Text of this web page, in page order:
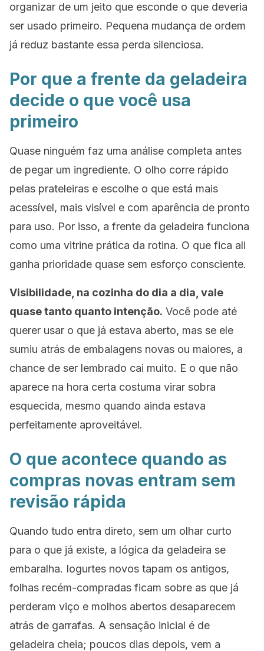
organizar de um jeito que esconde o que deveria
ser usado primeiro. Pequena mudança de ordem
já reduz bastante essa perda silenciosa.
Por que a frente da geladeira
decide o que você usa
primeiro
Quase ninguém faz uma análise completa antes
de pegar um ingrediente. O olho corre rápido
pelas prateleiras e escolhe o que está mais
acessível, mais visível e com aparência de pronto
para uso. Por isso, a frente da geladeira funciona
como uma vitrine prática da rotina. O que fica ali
ganha prioridade quase sem esforço consciente.
Visibilidade, na cozinha do dia a dia, vale
quase tanto quanto intenção. Você pode até
querer usar o que já estava aberto, mas se ele
sumiu atrás de embalagens novas ou maiores, a
chance de ser lembrado cai muito. E o que não
aparece na hora certa costuma virar sobra
esquecida, mesmo quando ainda estava
perfeitamente aproveitável.
O que acontece quando as
compras novas entram sem
revisão rápida
Quando tudo entra direto, sem um olhar curto
para o que já existe, a lógica da geladeira se
embaralha. Iogurtes novos tapam os antigos,
folhas recém-compradas ficam sobre as que já
perderam viço e molhos abertos desaparecem
atrás de garrafas. A sensação inicial é de
geladeira cheia; poucos dias depois, vem a